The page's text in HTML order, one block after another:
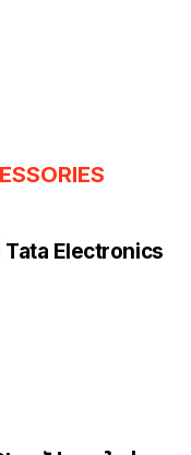
Tata Electronics